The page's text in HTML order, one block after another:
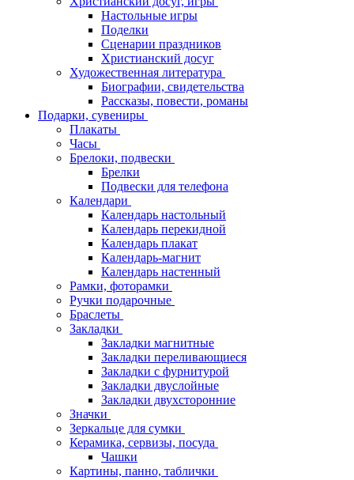
Настольные игры
Поделки
Сценарии праздников
Христианский досуг
Художественная литература
Биографии, свидетельства
Рассказы, повести, романы
Подарки, сувениры
Плакаты
Часы
Брелоки, подвески
Брелки
Подвески для телефона
Календари
Календарь настольный
Календарь перекидной
Календарь плакат
Календарь-магнит
Календарь настенный
Рамки, фоторамки
Ручки подарочные
Браслеты
Закладки
Закладки магнитные
Закладки переливающиеся
Закладки с фурнитурой
Закладки двуслойные
Закладки двухсторонние
Значки
Зеркальце для сумки
Керамика, сервизы, посуда
Чашки
Картины, панно, таблички